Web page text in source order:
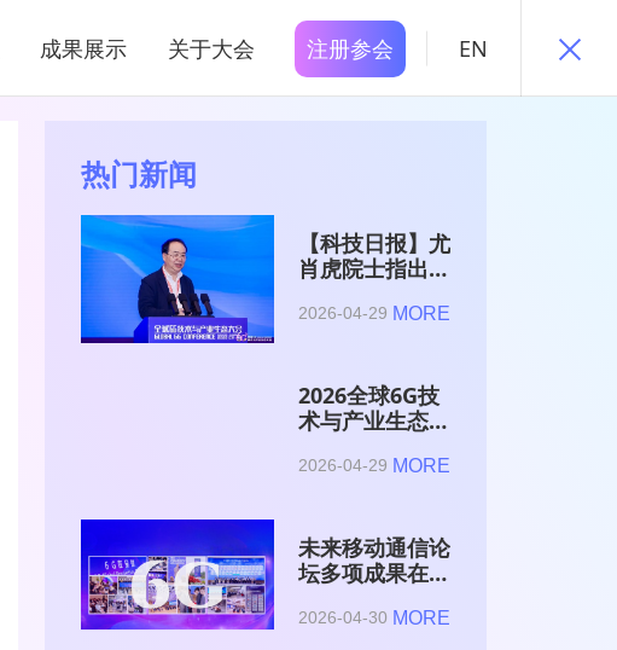
成果展示 关于大会 注册参会 EN
热门新闻
【科技日报】尤
肖虎院士指出
是赋能AI的发
2026-04-29 MORE
2026全球6G技
术与产业生态大
2026-04-29 MORE
未来移动通信论
坛多项成果在
术与产业生态大
2026-04-30 MORE